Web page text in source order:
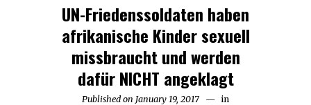
UN-Friedenssoldaten haben
afrikanische Kinder sexuell
missbraucht und werden
dafür NICHT angeklagt
Published on January 19, 2017 January
in